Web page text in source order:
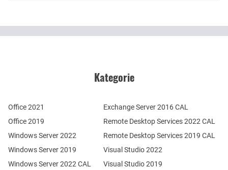
Kategorie
Office 2021
Office 2019
Windows Server 2022
Windows Server 2019
Windows Server 2022 CAL
Remote Desktop Services 2022 CAL
Remote Desktop Services 2019 CAL
Exchange Server 2016 CAL
Visual Studio 2022
Visual Studio 2019